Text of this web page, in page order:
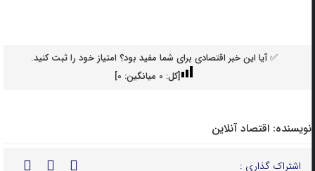
✅ آیا این خبر اقتصادی برای شما مفید بود؟ امتیاز خود را ثبت کنید.
[کل: 0میانگین: 0
]
نویسنده: اقتصاد آنلاین
اشتراک گذاری :